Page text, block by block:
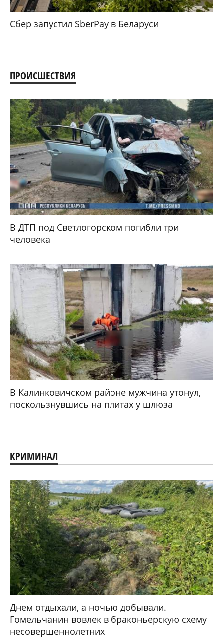
Сбер запустил SberPay в Беларуси
ПРОИСШЕСТВИЯ
В ДТП под Светлогорском погибли три
человека
В Калинковичском районе мужчина утонул,
поскользнувшись на плитах у шлюза
КРИМИНАЛ
Днем отдыхали, а ночью добывали.
Гомельчанин вовлек в браконьерскую схему
несовершеннолетних